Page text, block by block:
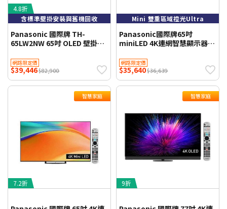
4.8折
含標準壁掛安裝與舊機回收
Panasonic 國際牌 TH-
65LW2NW 65吋 OLED 壁掛無
網路限定價
$39,446$82,900
Mini 雙重區域控光Ultra
Panasonic國際牌65吋
miniLED 4K連網智慧顯示器
裝)WIFI聯網 【智慧家庭】
網路限定價
$35,640$36,639
7.2折
智慧家庭
9折
智慧家庭